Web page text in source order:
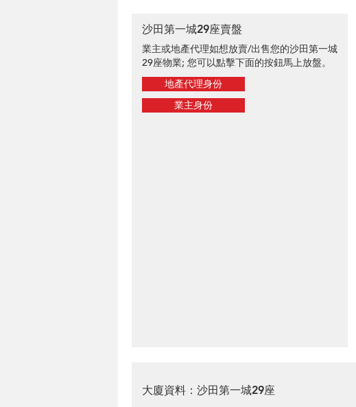
沙田第一城29座賣盤
業主或地產代理如想放賣/出售您的沙田第一城
29座物業; 您可以點擊下面的按鈕馬上放盤。
地產代理身份
業主身份
大廈資料：沙田第一城29座